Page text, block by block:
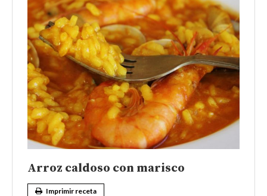
Arroz caldoso con marisco
Imprimir receta